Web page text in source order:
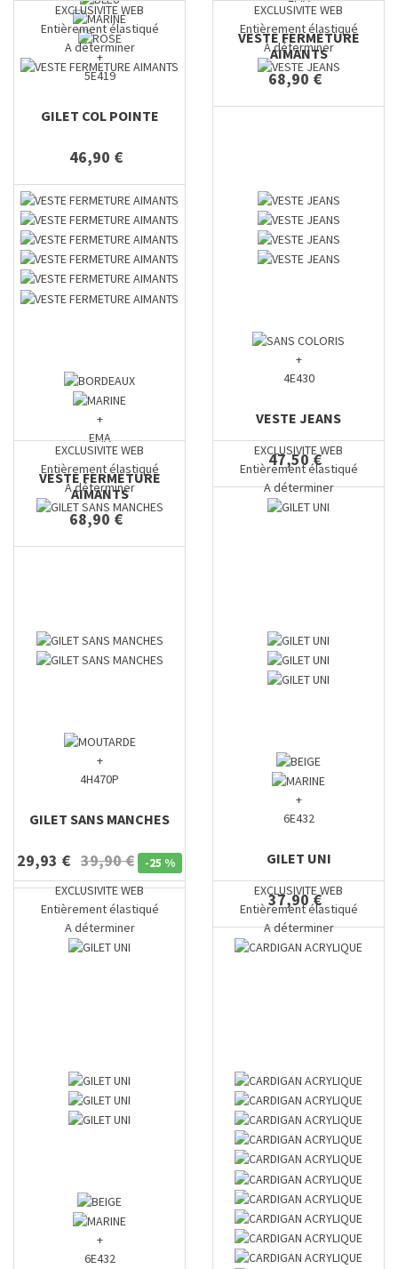
+
5E419
GILET COL POINTE
46,90 €
VESTE FERMETURE
AIMANTS
68,90 €
EXCLUSIVITE WEB
Entièrement élastiqué
A déterminer
+
EMA
VESTE FERMETURE
AIMANTS
68,90 €
EXCLUSIVITE WEB
Entièrement élastiqué
A déterminer
+
4E430
VESTE JEANS
47,50 €
EXCLUSIVITE WEB
Entièrement élastiqué
A déterminer
+
4H470P
GILET SANS MANCHES
29,93 € 39,90 € -25 %
EXCLUSIVITE WEB
Entièrement élastiqué
A déterminer
+
6E432
GILET UNI
37,90 €
EXCLUSIVITE WEB
Entièrement élastiqué
A déterminer
+
6E432
EXCLUSIVITE WEB
Entièrement élastiqué
A déterminer